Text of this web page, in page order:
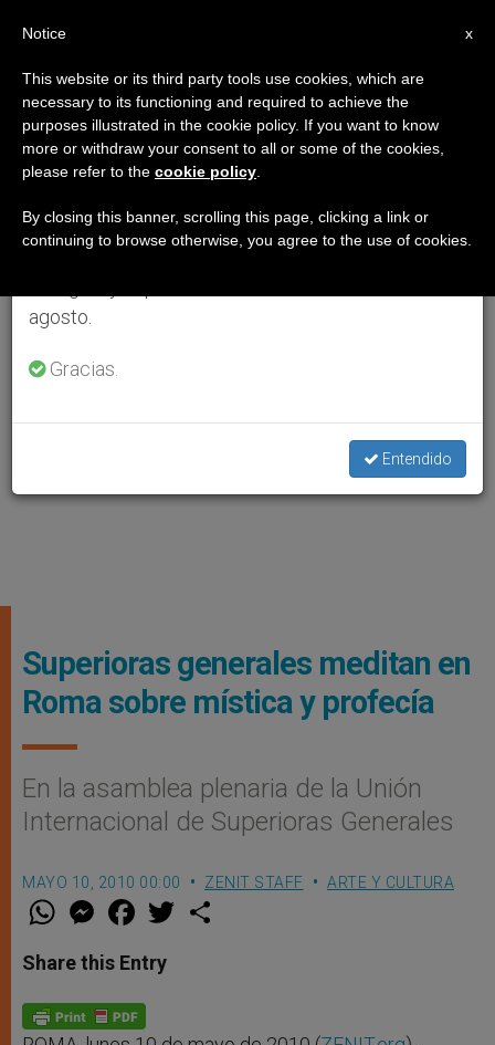
Superioras generales meditan en
Roma sobre mística y profecía
En la asamblea plenaria de la Unión
Internacional de Superioras Generales
MAYO 10, 2010 00:00 ZENIT STAFF ARTE Y CULTURA
W
t
s
p
p
M
e
s
e
g
e
F
a
e
b
o
k
w
Share this Entry
×
Aviso importante
Del 27 de julio al 7 de agosto haremos la pausa
anual, aprovechando que en el periodo de verano
se generan menos informaciones y también el
agosto.
Gracias.
Entendido
x
Notice
This website or its third party tools use cookies, which are
necessary to its functioning and required to achieve the
purposes illustrated in the cookie policy. If you want to know
more or withdraw your consent to all or some of the cookies,
please refer to the cookie policy
By closing this banner, scrolling this page, clicking a link or
continuing to browse otherwise, you agree to the use of cookies.